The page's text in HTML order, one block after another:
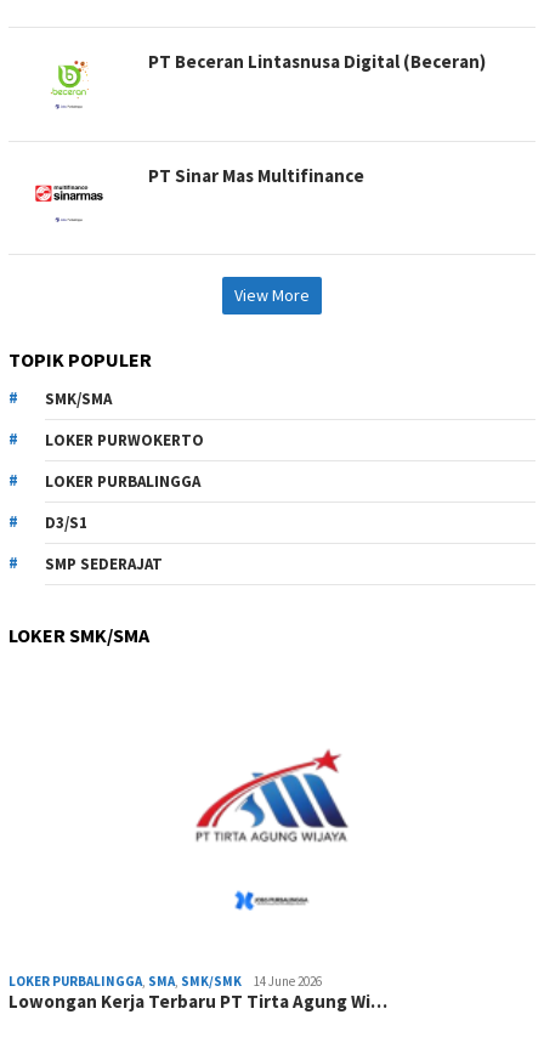
PT Beceran Lintasnusa Digital (Beceran)
PT Sinar Mas Multifinance
View More
TOPIK POPULER
SMK/SMA
LOKER PURWOKERTO
LOKER PURBALINGGA
D3/S1
SMP SEDERAJAT
LOKER SMK/SMA
LOKER PURBALINGGA SMA SMK/SMK 14 June 2026
Lowongan Kerja Terbaru PT Tirta Agung Wi…